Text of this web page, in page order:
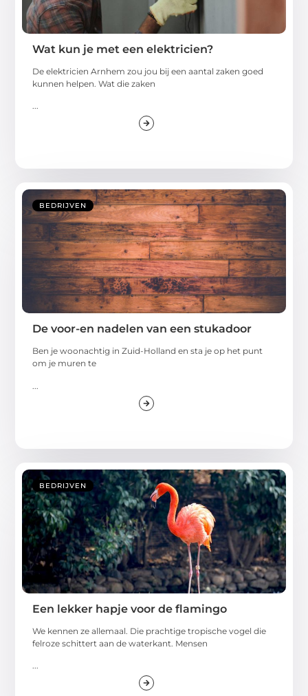
Wat kun je met een elektricien?
De elektricien Arnhem zou jou bij een aantal zaken goed
kunnen helpen. Wat die zaken
...
BEDRIJVEN
De voor-en nadelen van een stukadoor
Ben je woonachtig in Zuid-Holland en sta je op het punt
om je muren te
BEDRIJVEN
Een lekker hapje voor de flamingo
We kennen ze allemaal. Die prachtige tropische vogel die
felroze schittert aan de waterkant. Mensen